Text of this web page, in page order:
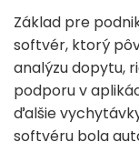
Základ pre
softvér, ktorý
analýzu dopytu,
podporu v
ďalšie
softvéru bola